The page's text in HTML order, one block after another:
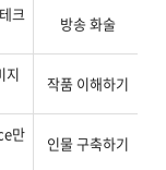
크
방송 화술
지
작품 이해하기
만
인물 구축하기